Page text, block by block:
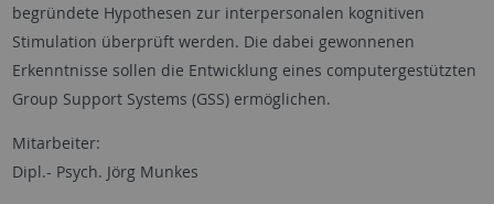
begründete Hypothesen zur interpersonalen kognitiven
Stimulation überprüft werden. Die dabei gewonnenen
Erkenntnisse sollen die Entwicklung eines computergestützten
Group Support Systems (GSS) ermöglichen.
Mitarbeiter:
Dipl.- Psych. Jörg Munkes